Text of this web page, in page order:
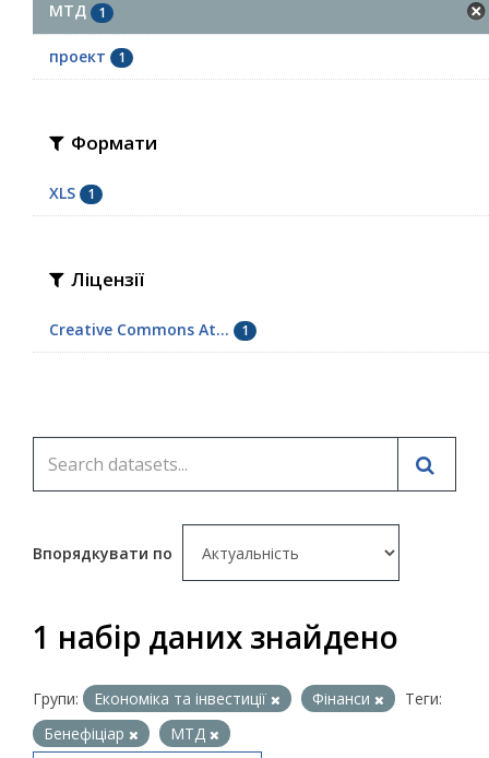
МТД 1
проект 1
Формати
XLS 1
Ліцензії
Creative Commons At... 1
Впорядкувати по
1 набір даних знайдено
Групи: Економіка та інвестиції Фінанси
Теги:
Бенефіціар
МТД